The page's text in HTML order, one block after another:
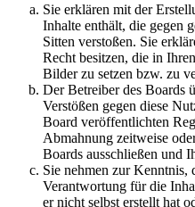
Sie erklären mit der
Inhalte enthält, die gegen
Sitten verstoßen. Sie
Recht besitzen, die in
Bilder zu setzen bzw. zu
Der Betreiber des Boards
Verstößen gegen diese
Board veröffentlichten
Abmahnung zeitweise
Boards ausschließen und
Sie nehmen zur Kenntnis,
Verantwortung für die
er nicht selbst erstellt hat